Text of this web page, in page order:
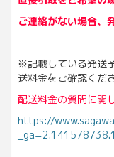
ご連絡がない場合、
※記載している発送
送料金をご確認くだ
配送料金の質問に関
https://